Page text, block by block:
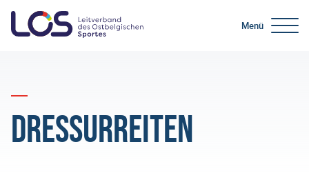
Menü
Dressurreiten